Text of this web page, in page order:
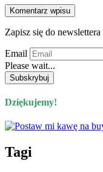
Zapisz się do newslettera
Email
Please wait...
Dziękujemy!
Tagi